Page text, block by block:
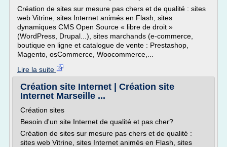
Création de sites sur mesure pas chers et de qualité : sites
web Vitrine, sites Internet animés en Flash, sites
dynamiques CMS Open Source « libre de droit »
(WordPress, Drupal...), sites marchands (e-commerce,
boutique en ligne et catalogue de vente : Prestashop,
Magento, osCommerce, Woocommerce,...
Lire la suite
Création site Internet | Création site
Internet Marseille ...
Création sites
Besoin d'un site Internet de qualité et pas cher?
Création de sites sur mesure pas chers et de qualité :
sites web Vitrine, sites Internet animés en Flash, sites